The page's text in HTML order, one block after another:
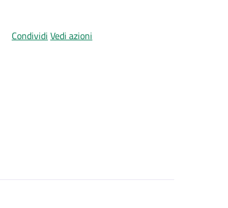
Condividi Vedi azioni